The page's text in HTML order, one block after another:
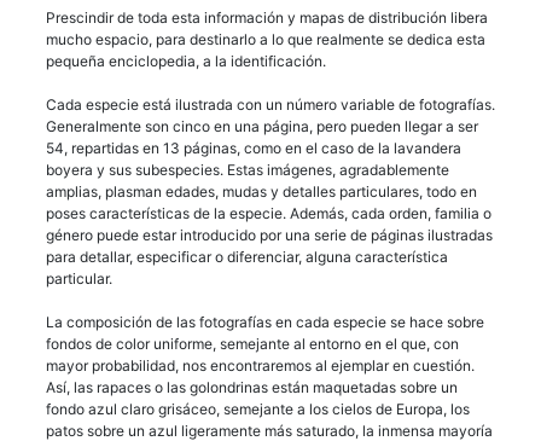
Prescindir de toda esta información y mapas de distribución libera
mucho espacio, para destinarlo a lo que realmente se dedica esta
pequeña enciclopedia, a la identificación.
Cada especie está ilustrada con un número variable de fotografías.
Generalmente son cinco en una página, pero pueden llegar a ser
54, repartidas en 13 páginas, como en el caso de la lavandera
boyera y sus subespecies. Estas imágenes, agradablemente
amplias, plasman edades, mudas y detalles particulares, todo en
poses características de la especie. Además, cada orden, familia o
género puede estar introducido por una serie de páginas ilustradas
para detallar, especificar o diferenciar, alguna característica
particular.
La composición de las fotografías en cada especie se hace sobre
fondos de color uniforme, semejante al entorno en el que, con
mayor probabilidad, nos encontraremos al ejemplar en cuestión.
Así, las rapaces o las golondrinas están maquetadas sobre un
fondo azul claro grisáceo, semejante a los cielos de Europa, los
patos sobre un azul ligeramente más saturado, la inmensa mayoría